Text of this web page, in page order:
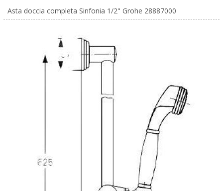
Asta doccia completa Sinfonia 1/2" Grohe 28887000